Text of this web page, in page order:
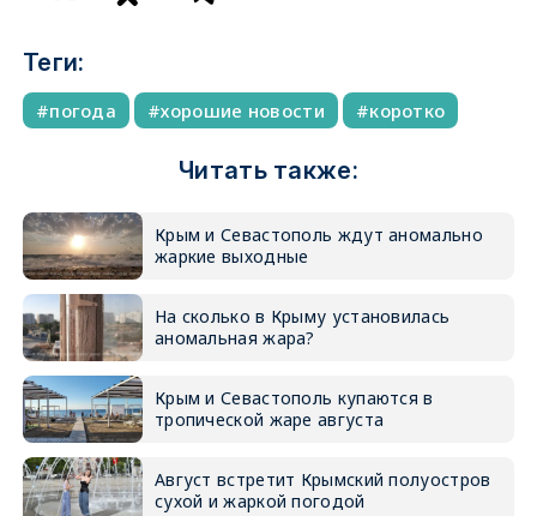
Теги:
погода хорошие новости коротко
Читать также:
Крым и Севастополь ждут аномально
жаркие выходные
На сколько в Крыму установилась
аномальная жара?
Крым и Севастополь купаются в
тропической жаре августа
Август встретит Крымский полуостров
сухой и жаркой погодой